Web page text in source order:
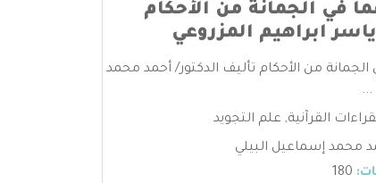
في الجمانة من الأحكام
ابراهيم المزروعي
من الأحكام تأليف الدكتور/ أحمد محمد
...
القرآنية, علم التجويد
محمد إسماعيل البيلي